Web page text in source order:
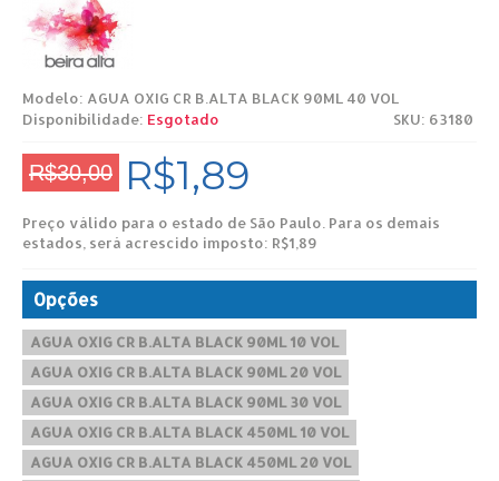
Modelo: AGUA OXIG CR B.ALTA BLACK 90ML 40 VOL
SKU: 63180
Disponibilidade: Esgotado
R$30,00 R$1,89
Preço válido para o estado de São Paulo. Para os demais
estados, será acrescido imposto: R$1,89
Opções
AGUA OXIG CR B.ALTA BLACK 90ML 10 VOL
AGUA OXIG CR B.ALTA BLACK 90ML 20 VOL
AGUA OXIG CR B.ALTA BLACK 90ML 30 VOL
AGUA OXIG CR B.ALTA BLACK 450ML 10 VOL
AGUA OXIG CR B.ALTA BLACK 450ML 20 VOL